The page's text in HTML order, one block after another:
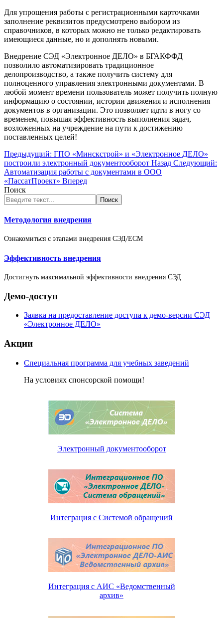
Для упрощения работы с регистрационными карточками
заполнение реквизитов предусмотрено выбором из
справочников, в которых можно не только редактировать
имеющиеся данные, но и дополнять новыми.
Внедрение СЭД «Электронное ДЕЛО» в БГАКФФД
позволило автоматизировать традиционное
делопроизводство, а также получить систему для
полноценного управления электронными документами. В
любой момент времени пользователь может получить полную
информацию о состоянии, истории движения и исполнения
документов в организации. Это позволяет идти в ногу со
временем, повышая эффективность выполнения задач,
возложенных на учреждение на пути к достижению
поставленных целей!
Предыдущий: ГПО «Минскстрой» и «Электронное ДЕЛО»
построили электронный документооборот Назад Следующий:
Автоматизация работы с документами в ООО
«ПассатПроект» Вперед
Поиск
Поиск
Методология внедрения
Ознакомиться с этапами внедрения СЭД/ECM
Эффективность внедрения
Достигнуть максимальной эффективности внедрения СЭД
Демо-доступ
Заявка на предоставление доступа к демо-версии СЭД
«Электронное ДЕЛО»
Акции
Специальная программа для учебных заведений
На условиях спонсорской помощи!
Электронный документооборот
Интеграция с Системой обращений
Интеграция с АИС «Ведомственный
архив»